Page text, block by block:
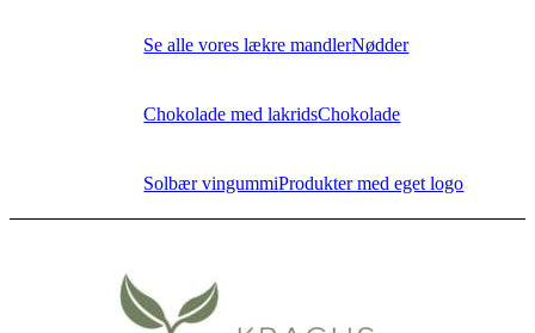
Se alle vores lækre mandlerNødder
Chokolade med lakridsChokolade
Solbær vingummiProdukter med eget logo
Kontakt